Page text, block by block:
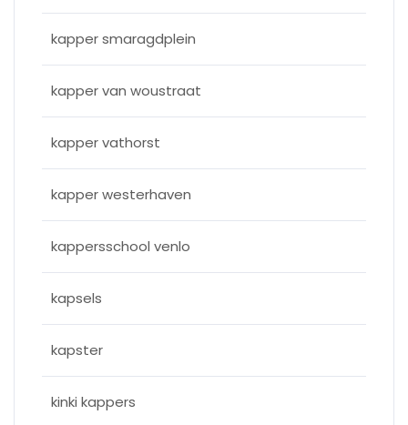
kapper smaragdplein
kapper van woustraat
kapper vathorst
kapper westerhaven
kappersschool venlo
kapsels
kapster
kinki kappers